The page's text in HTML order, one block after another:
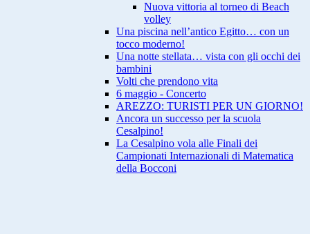
Nuova vittoria al torneo di Beach
volley
Una piscina nell’antico Egitto… con un
tocco moderno!
Una notte stellata… vista con gli occhi dei
bambini
Volti che prendono vita
6 maggio - Concerto
AREZZO: TURISTI PER UN GIORNO!
Ancora un successo per la scuola
Cesalpino!
La Cesalpino vola alle Finali dei
Campionati Internazionali di Matematica
della Bocconi